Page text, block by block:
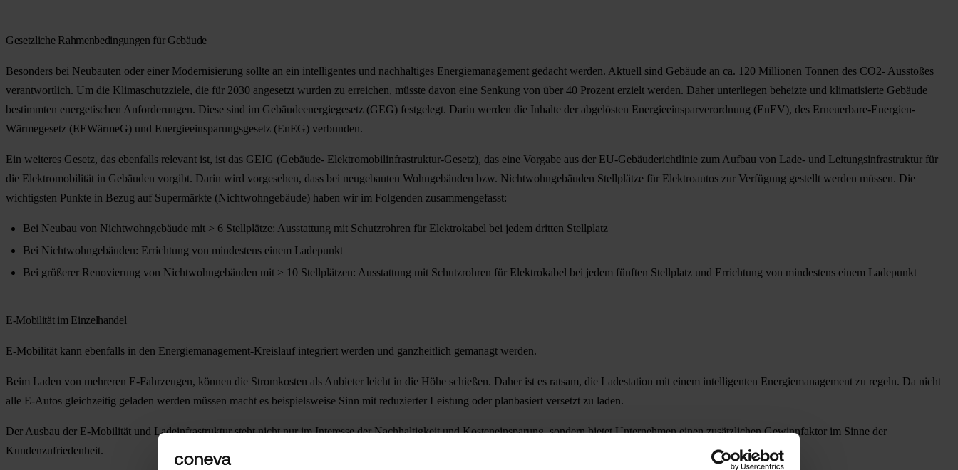
Gesetzliche Rahmenbedingungen für Gebäude
Besonders bei Neubauten oder einer Modernisierung sollte an ein intelligentes und nachhaltiges Energiemanagement gedacht werden. Aktuell sind Gebäude an ca. 120 Millionen Tonnen des CO2- Ausstoßes
verantwortlich. Um die Klimaschutzziele, die für 2030 angesetzt wurden zu erreichen, müsste davon eine Senkung von über 40 Prozent erzielt werden. Daher unterliegen beheizte und klimatisierte Gebäude
bestimmten energetischen Anforderungen. Diese sind im Gebäudeenergiegesetz (GEG) festgelegt. Darin werden die Inhalte der abgelösten Energieeinsparverordnung (EnEV), des Erneuerbare-Energien-
Wärmegesetz (EEWärmeG) und Energieeinsparungsgesetz (EnEG) verbunden.
Ein weiteres Gesetz, das ebenfalls relevant ist, ist das GEIG (Gebäude- Elektromobilinfrastruktur-Gesetz), das eine Vorgabe aus der EU-Gebäuderichtlinie zum Aufbau von Lade- und Leitungsinfrastruktur für
die Elektromobilität in Gebäuden vorgibt. Darin wird vorgesehen, dass bei neugebauten Wohngebäuden bzw. Nichtwohngebäuden Stellplätze für Elektroautos zur Verfügung gestellt werden müssen. Die
wichtigsten Punkte in Bezug auf Supermärkte (Nichtwohngebäude) haben wir im Folgenden zusammengefasst:
Bei Neubau von Nichtwohngebäude mit > 6 Stellplätze: Ausstattung mit Schutzrohren für Elektrokabel bei jedem dritten Stellplatz
Bei Nichtwohngebäuden: Errichtung von mindestens einem Ladepunkt
Bei größerer Renovierung von Nichtwohngebäuden mit > 10 Stellplätzen: Ausstattung mit Schutzrohren für Elektrokabel bei jedem fünften Stellplatz und Errichtung von mindestens einem Ladepunkt
E-Mobilität im Einzelhandel
E-Mobilität kann ebenfalls in den Energiemanagement-Kreislauf integriert werden und ganzheitlich gemanagt werden.
Beim Laden von mehreren E-Fahrzeugen, können die Stromkosten als Anbieter leicht in die Höhe schießen. Daher ist es ratsam, die Ladestation mit einem intelligenten Energiemanagement zu regeln. Da nicht
alle E-Autos gleichzeitig geladen werden müssen macht es beispielsweise Sinn mit reduzierter Leistung oder planbasiert versetzt zu laden.
Der Ausbau der E-Mobilität und Ladeinfrastruktur steht nicht nur im Interesse der Nachhaltigkeit und Kosteneinsparung, sondern bietet Unternehmen einen zusätzlichen Gewinnfaktor im Sinne der
Kundenzufriedenheit.